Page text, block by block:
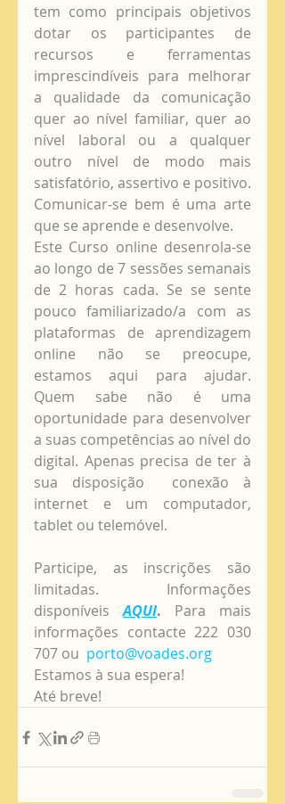
tem como principais objetivos
dotar os participantes de
recursos e ferramentas
imprescindíveis para melhorar
a qualidade da comunicação
quer ao nível familiar, quer ao
nível laboral ou a qualquer
outro nível de modo mais
satisfatório, assertivo e positivo.
Comunicar-se bem é uma arte
que se aprende e desenvolve.
Este Curso online desenrola-se
ao longo de 7 sessões semanais
de 2 horas cada. Se se sente
pouco familiarizado/a com as
plataformas de aprendizagem
online não se preocupe,
estamos aqui para ajudar.
Quem sabe não é uma
oportunidade para desenvolver
a suas competências ao nível do
digital. Apenas precisa de ter à
sua disposição  conexão à
internet e um computador,
tablet ou telemóvel.
Participe, as inscrições são
limitadas. Informações
disponíveis
AQUI. Para mais
informações contacte 222 030
707 ou porto@voades.org
Estamos à sua espera!
Até breve!